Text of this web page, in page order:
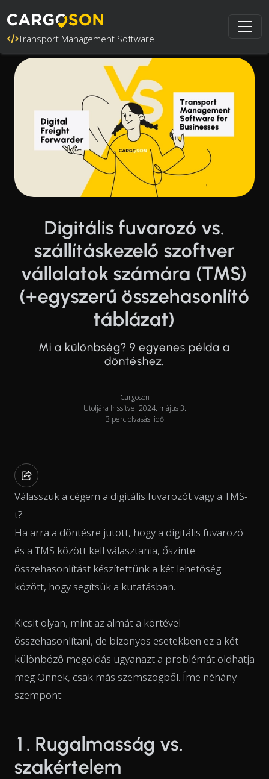
Transport Management Software
Digitális fuvarozó vs.
szállításkezelő szoftver
vállalatok számára (TMS)
(+egyszerű összehasonlító
táblázat)
Mi a különbség? 9 egyenes példa a
döntéshez.
Cargoson
Utoljára frissítve: 2024. május 3.
3 perc olvasási idő
Válasszuk a cégem a digitális fuvarozót vagy a TMS-
t?
Ha arra a döntésre jutott, hogy a digitális fuvarozó
és a TMS között kell választania, őszinte
összehasonlítást készítettünk a két lehetőség
között, hogy segítsük a kutatásban.
Kicsit olyan, mint az almát a körtével
összehasonlítani, de bizonyos esetekben ez a két
különböző megoldás ugyanazt a problémát oldhatja
meg Önnek, csak más szemszögből. Íme néhány
szempont:
1. Rugalmasság vs.
szakértelem